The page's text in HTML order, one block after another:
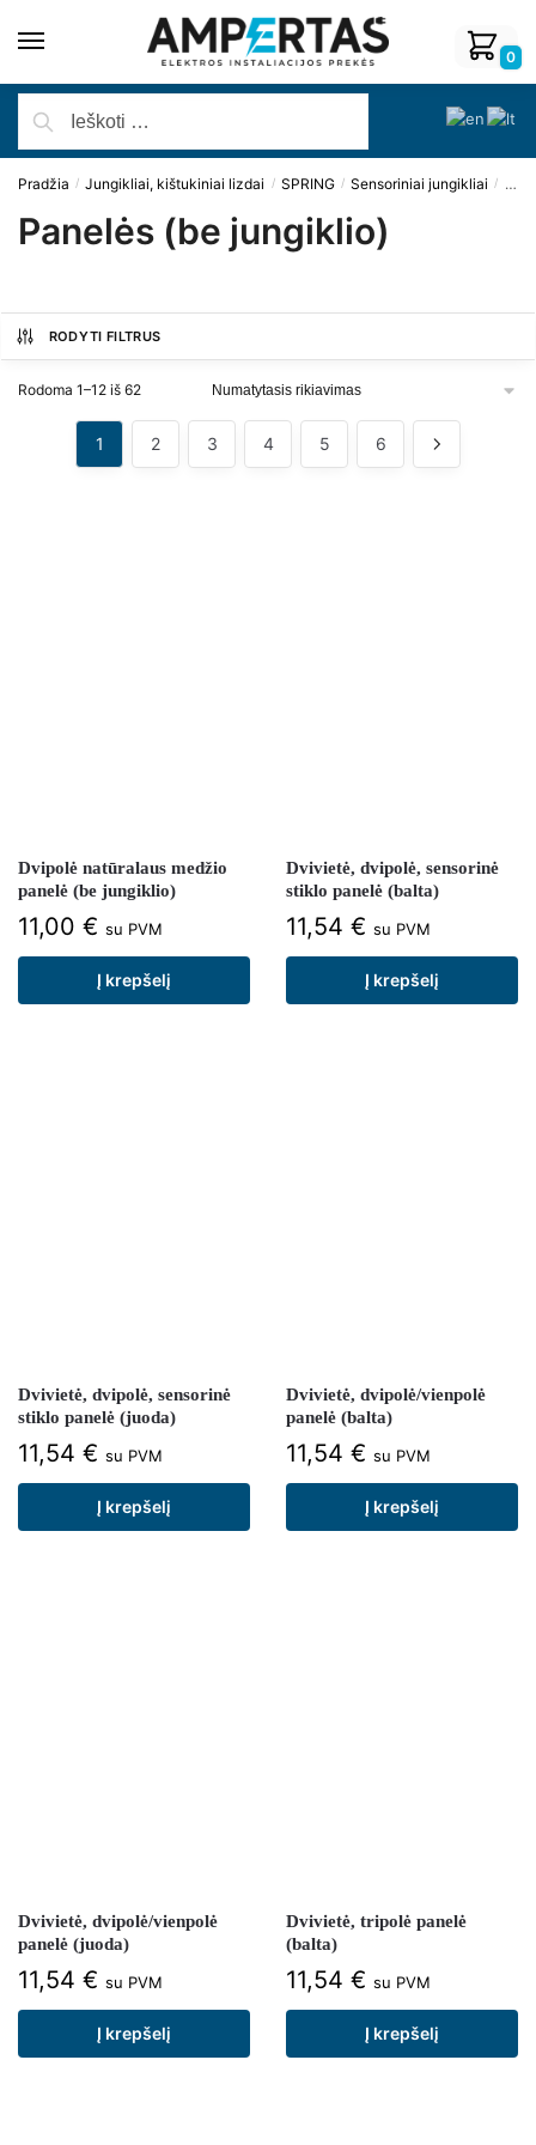
0
Pradžia / Jungikliai, kištukiniai lizdai / SPRING / Sensoriniai jungikliai /
Panelės (be jungiklio)
RODYTI FILTRUS
Rodoma 1–12 iš 62
1 2 3 4 5 6
Dvipolė natūralaus medžio
panelė (be jungiklio)
11,00 € su PVM
Į krepšelį
Dvivietė, dvipolė, sensorinė
stiklo panelė (balta)
11,54 € su PVM
Į krepšelį
Dvivietė, dvipolė, sensorinė
stiklo panelė (juoda)
11,54 € su PVM
Į krepšelį
Dvivietė, dvipolė/vienpolė
panelė (balta)
11,54 € su PVM
Į krepšelį
Dvivietė, dvipolė/vienpolė
panelė (juoda)
11,54 € su PVM
Į krepšelį
Dvivietė, tripolė panelė
(balta)
11,54 € su PVM
Į krepšelį